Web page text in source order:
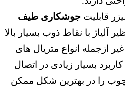
قابلیت جوشکاری طیف
آلیاژ با نقاط ذوب بسیار بالا
ازجمله انواع متریال ‌های
بسیار زیادی در اتصال
چوب را در بهترین شکل ممکن